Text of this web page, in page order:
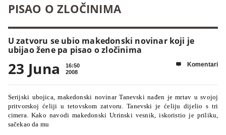
PISAO O ZLOČINIMA
U zatvoru se ubio makedonski novinar koji je
ubijao žene pa pisao o zločinima
23 Juna
16:50
2008
 Komentari
Serijski ubojica, makedonski novinar Tanevski nađen je mrtav u svojoj
pritvorskoj ćeliji u tetovskom zatvoru. Tanevski je ćeliju dijelio s tri
cimera. Kako navodi makedonski Utrinski vesnik, iskoristio je priliku,
sačekao da mu